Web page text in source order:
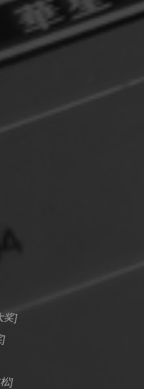
奖]
]
]